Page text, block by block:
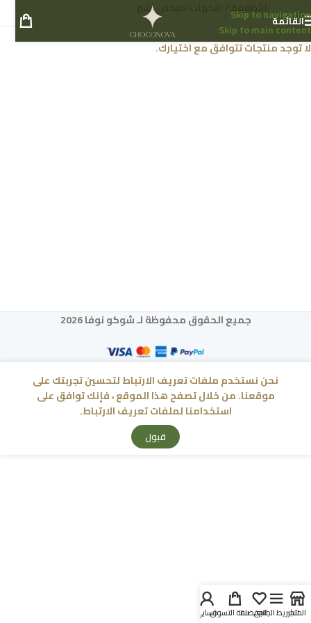
Skip to navigation
Skip to main content
القائمة
الرئيسية الأطعمة / النكهات ميكس تشيز
لا توجد منتجات تتوافق مع اختيارك.
جميع الحقوق محفوظة لـ شوكو نوفا 2026
المتجر
الشريط الجانبيالمفضلةسلة التسوقحسابي
نحن نستخدم ملفات تعريف الارتباط لتحسين تجربتك على
موقعنا. من خلال تصفح هذا الموقع ، فإنك توافق على
استخدامنا لملفات تعريف الارتباط.
قبول